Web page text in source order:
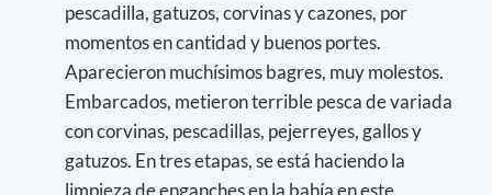
pescadilla, gatuzos, corvinas y cazones, por
momentos en cantidad y buenos portes.
Aparecieron muchísimos bagres, muy molestos.
Embarcados, metieron terrible pesca de variada
con corvinas, pescadillas, pejerreyes, gallos y
gatuzos. En tres etapas, se está haciendo la
limpieza de enganches en la bahía en este